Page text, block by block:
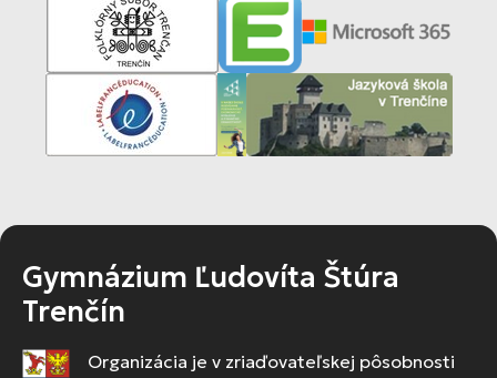
Gymnázium Ľudovíta Štúra
Trenčín
Organizácia je v zriaďovateľskej pôsobnosti